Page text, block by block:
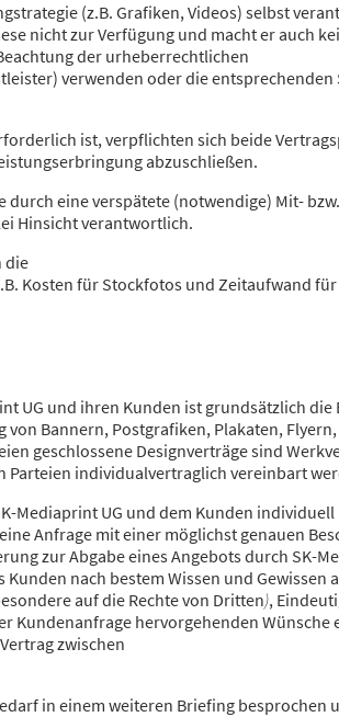
(z.B. Grafiken, Videos) selbst
nicht zur Verfügung und macht er auch
der urheberrechtlichen
verwenden oder die entsprechenden
ist, verpflichten sich beide
abzuschließen.
durch eine verspätete (notwendige) Mit-
Hinsicht verantwortlich.
die
Kosten für Stockfotos und Zeitaufwand
UG und ihren Kunden ist grundsätzlich die
Bannern, Postgrafiken, Plakaten, Flyern,
geschlossene Designverträge sind
Parteien individualvertraglich vereinbart
Mediaprint UG und dem Kunden individuell
Anfrage mit einer möglichst genauen
zur Abgabe eines Angebots durch SK-
nach bestem Wissen und Gewissen
auf die Rechte von Dritten),
Kundenanfrage hervorgehenden Wünsche
zwischen
in einem weiteren Briefing besprochen